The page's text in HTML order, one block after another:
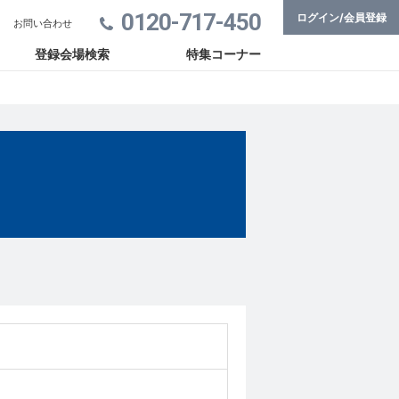
0120-717-450
登録会場検索 特集コーナー
お問い合わせ ログイン/会員登録